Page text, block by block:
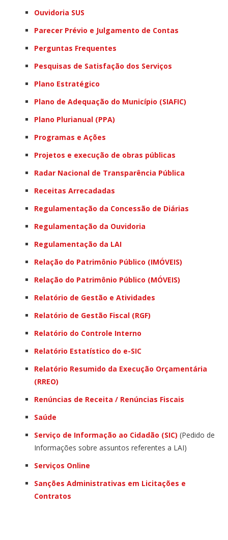
Ouvidoria SUS
Parecer Prévio e Julgamento de Contas
Perguntas Frequentes
Pesquisas de Satisfação dos Serviços
Plano Estratégico
Plano de Adequação do Município (SIAFIC)
Plano Plurianual (PPA)
Programas e Ações
Projetos e execução de obras públicas
Radar Nacional de Transparência Pública
Receitas Arrecadadas
Regulamentação da Concessão de Diárias
Regulamentação da Ouvidoria
Regulamentação da LAI
Relação do Patrimônio Público (IMÓVEIS)
Relação do Patrimônio Público (MÓVEIS)
Relatório de Gestão e Atividades
Relatório de Gestão Fiscal (RGF)
Relatório do Controle Interno
Relatório Estatístico do e-SIC
Relatório Resumido da Execução Orçamentária
(RREO)
Renúncias de Receita / Renúncias Fiscais
Saúde
Serviço de Informação ao Cidadão (SIC) (Pedido de
Informações sobre assuntos referentes a LAI)
Serviços Online
Sanções Administrativas em Licitações e
Contratos